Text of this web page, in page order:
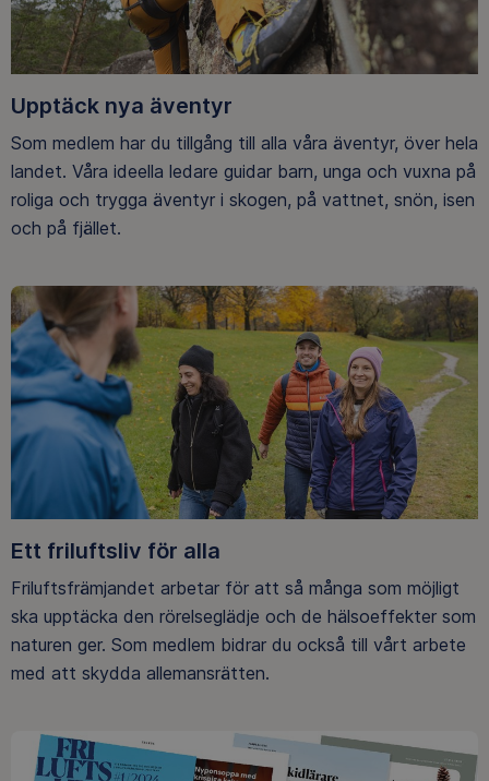
Upptäck nya äventyr
Som medlem har du tillgång till alla våra äventyr, över hela
landet. Våra ideella ledare guidar barn, unga och vuxna på
roliga och trygga äventyr i skogen, på vattnet, snön, isen
och på fjället.
Ett friluftsliv för alla
Friluftsfrämjandet arbetar för att så många som möjligt
ska upptäcka den rörelseglädje och de hälsoeffekter som
naturen ger. Som medlem bidrar du också till vårt arbete
med att skydda allemansrätten.